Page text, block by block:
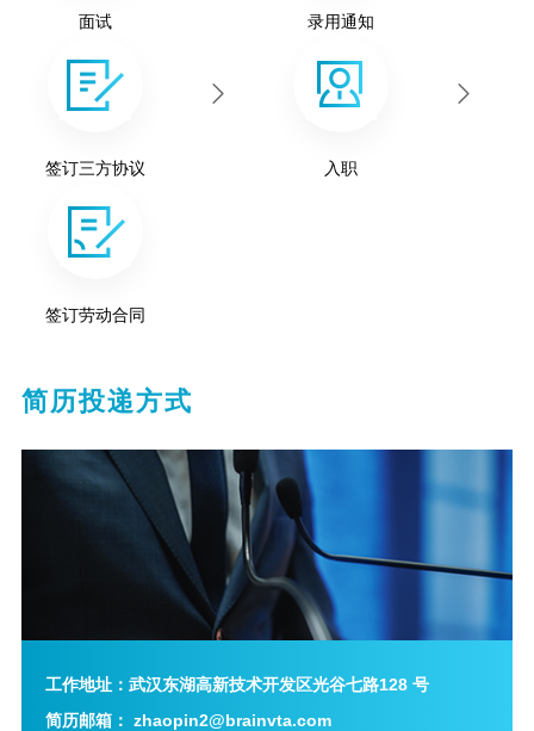
面试 录用通知
签订三方协议 入职
签订劳动合同
简历投递方式
工作地址：武汉东湖高新技术开发区光谷七路128 号
简历邮箱： zhaopin2@brainvta.com